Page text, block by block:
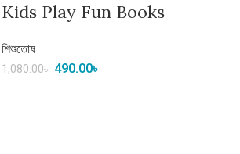
Kids Play Fun Books
শিশুতোষ
1,080.00৳ 490.00৳